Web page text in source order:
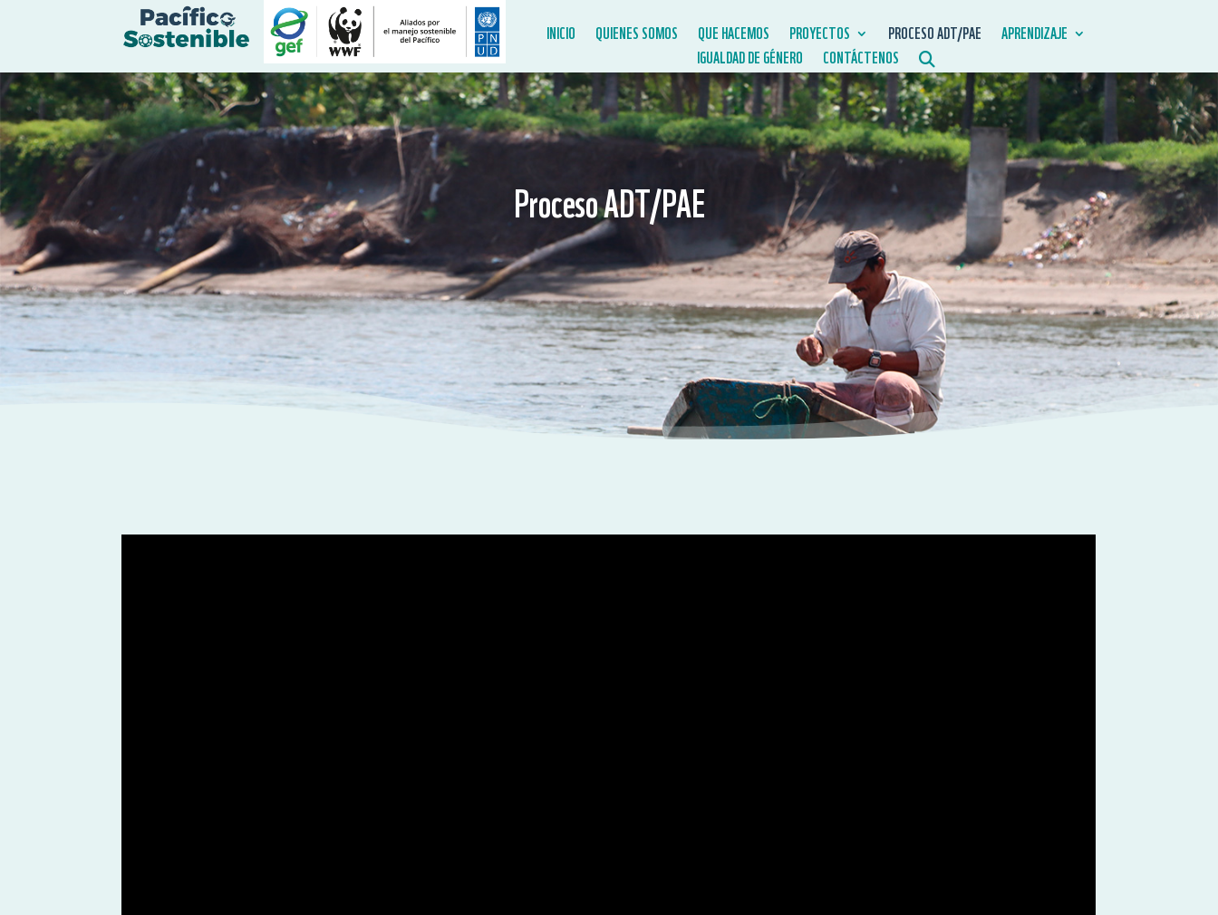
INICIO QUIENES SOMOS QUE HACEMOS PROYECTOS PROCESO ADT/PAE
APRENDIZAJE
IGUALDAD DE GÉNERO
CONTÁCTENOS
Proceso ADT/PAE